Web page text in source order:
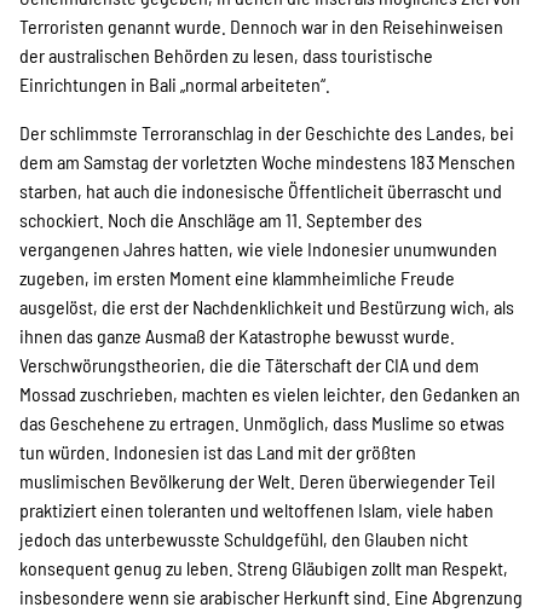
SPENDEN
Über uns
Transparenz
Kontakt
english
Indonesian
Terroristen genannt wurde. Dennoch war in den Reisehinweisen
der australischen Behörden zu lesen, dass touristische
Einrichtungen in Bali „normal arbeiteten“.
Der schlimmste Terroranschlag in der Geschichte des Landes, bei
dem am Samstag der vorletzten Woche mindestens 183 Menschen
starben, hat auch die indonesische Öffentlicheit überrascht und
schockiert. Noch die Anschläge am 11. September des
vergangenen Jahres hatten, wie viele Indonesier unumwunden
zugeben, im ersten Moment eine klammheimliche Freude
ausgelöst, die erst der Nachdenklichkeit und Bestürzung wich, als
ihnen das ganze Ausmaß der Katastrophe bewusst wurde.
Verschwörungstheorien, die die Täterschaft der CIA und dem
Mossad zuschrieben, machten es vielen leichter, den Gedanken an
das Geschehene zu ertragen. Unmöglich, dass Muslime so etwas
tun würden. Indonesien ist das Land mit der größten
muslimischen Bevölkerung der Welt. Deren überwiegender Teil
praktiziert einen toleranten und weltoffenen Islam, viele haben
jedoch das unterbewusste Schuldgefühl, den Glauben nicht
konsequent genug zu leben. Streng Gläubigen zollt man Respekt,
insbesondere wenn sie arabischer Herkunft sind. Eine Abgrenzung